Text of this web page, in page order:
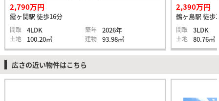
2,790万円
霞ヶ関駅 徒歩16分
間取 4LDK 築年 2026年
土地 100.20㎡ 建物 93.98㎡
2,390万円
鶴ヶ島駅 徒歩
間取 3LDK
土地 80.76㎡
広さの近い物件はこちら